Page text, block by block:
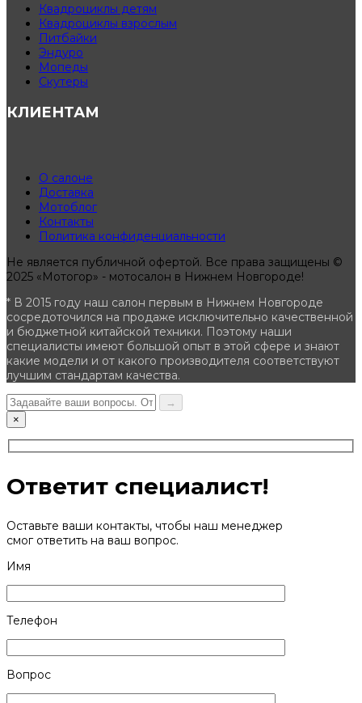
Квадроциклы детям
Квадроциклы взрослым
Питбайки
Эндуро
Мопеды
Скутеры
КЛИЕНТАМ
О салоне
Доставка
Мотоблог
Контакты
Политика конфиденциальности
Не является публичной офертой. Все права защищены ©
2025 «Мотогор» - мотосалон в Нижнем Новгороде!
* В 2015 году наш салон первым в Нижнем Новгороде
сосредоточился на продаже исключительно качественной
и бюджетной китайской техники. Поэтому наши
специалисты имеют большой опыт в этой сфере и знают
какие модели и от какого производителя соответствуют
лучшим стандартам качества.
→
×
Ответит специалист!
Оставьте ваши контакты, чтобы наш менеджер
смог ответить на ваш вопрос.
Имя
Телефон
Вопрос